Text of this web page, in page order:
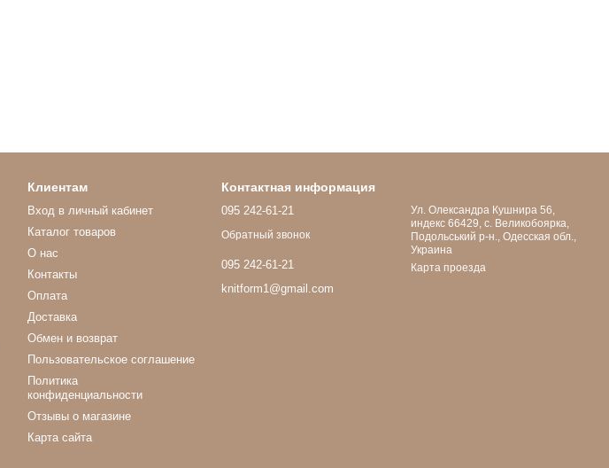
Клиентам
Вход в личный кабинет
Каталог товаров
О нас
Контакты
Оплата
Доставка
Обмен и возврат
Пользовательское соглашение
Политика
конфиденциальности
Отзывы о магазине
Карта сайта
Контактная информация
095 242-61-21
Обратный звонок
095 242-61-21
knitform1@gmail.com
Ул. Олександра Кушнира 56,
индекс 66429, с. Великобоярка,
Подольський р-н., Одесская обл.,
Украина
Карта проезда